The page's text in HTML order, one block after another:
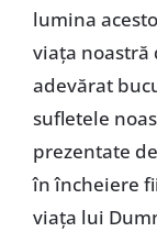
lumina
viaţa noastră
adevărat
sufletele
prezentate
în încheiere
viaţa lui